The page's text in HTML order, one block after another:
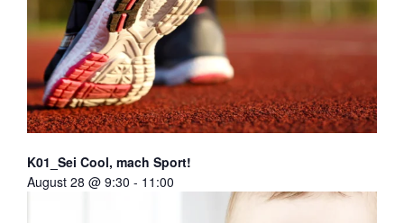
K01_Sei Cool, mach Sport!
August 28 @ 9:30 - 11:00